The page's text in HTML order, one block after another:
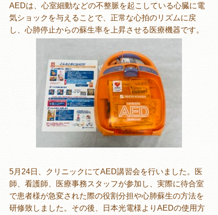
AEDは、心室細動などの不整脈を起こしている心臓に電
気ショックを与えることで、正常な心拍のリズムに戻
し、心肺停止からの蘇生率を上昇させる医療機器です。
5月24日、クリニックにてAED講習会を行いました。医
師、看護師、医療事務スタッフが参加し、実際に待合室
で患者様が急変された際の役割分担や心肺蘇生の方法を
研修致しました。その後、日本光電様よりAEDの使用方